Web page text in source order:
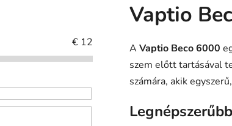
€ 12
Vaptio
A Vaptio Beco 6000
szem előtt tartásával
számára, akik